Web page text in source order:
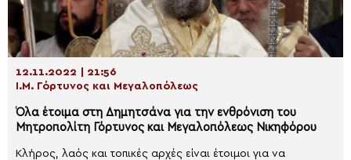
12.11.2022 | 21:56
Ι.Μ. Γόρτυνος και Μεγαλοπόλεως
Όλα έτοιμα στη Δημητσάνα για την ενθρόνιση του
Μητροπολίτη Γόρτυνος και Μεγαλοπόλεως Νικηφόρου
Κλήρος, λαός και τοπικές αρχές είναι έτοιμοι για να